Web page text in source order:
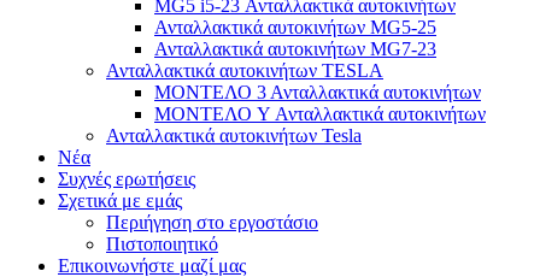
MG5 i5-23 Ανταλλακτικά αυτοκινήτων
Ανταλλακτικά αυτοκινήτων MG5-25
Ανταλλακτικά αυτοκινήτων MG7-23
Ανταλλακτικά αυτοκινήτων TESLA
ΜΟΝΤΕΛΟ 3 Ανταλλακτικά αυτοκινήτων
ΜΟΝΤΕΛΟ Y Ανταλλακτικά αυτοκινήτων
Ανταλλακτικά αυτοκινήτων Tesla
Νέα
Συχνές ερωτήσεις
Σχετικά με εμάς
Περιήγηση στο εργοστάσιο
Πιστοποιητικό
Επικοινωνήστε μαζί μας